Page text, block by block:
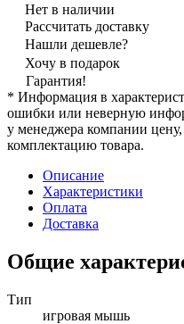
Нет в наличии
Рассчитать доставку
Нашли дешевле?
Хочу в подарок
Гарантия!
* Информация в
ошибки или неверную
у менеджера компании
комплектацию товара.
Описание
Характеристики
Оплата
Доставка
Общие
Тип
игровая мышь